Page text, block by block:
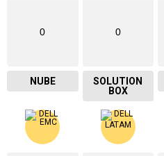
0
NUBE
0
SOLUTION
BOX